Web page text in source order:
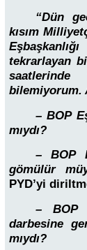
“Dün
kısım
tekrarlayan
bilemiyorum.
– BOP
mıydı?
– BOP
gömülür
PYD’yi
– BOP
darbesine
mıydı?